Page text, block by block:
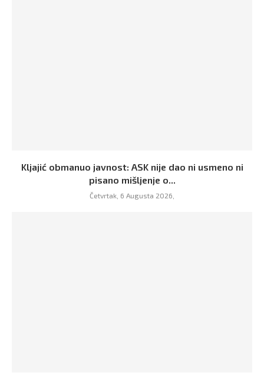
Kljajić obmanuo javnost: ASK nije dao ni usmeno ni
pisano mišljenje o...
Četvrtak, 6 Augusta 2026,